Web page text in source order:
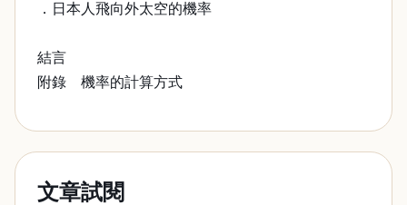
．日本人飛向外太空的機率
結言
附錄 機率的計算方式
文章試閱